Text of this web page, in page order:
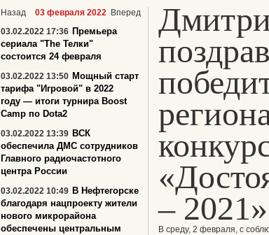
– 2021»
В среду, 2 февраля, с
Назад 03 февраля 2022 Вперед
03.02.2022 17:36 Премьера
сериала "The Телки"
состоится 24 февраля
03.02.2022 13:50 Мощный старт
тарифа "Игровой" в 2022
году — итоги турнира Boost
Camp по Dota2
03.02.2022 13:39 ВСК
обеспечила ДМС сотрудников
Главного радиочастотного
центра России
03.02.2022 10:49 В Нефтегорске
благодаря нацпроекту жители
нового микрорайона
обеспечены центральным